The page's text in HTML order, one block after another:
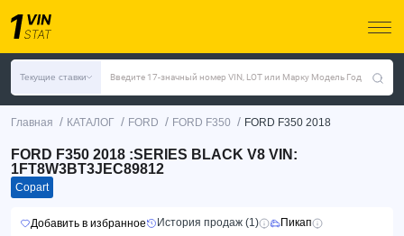
Текущие ставки Введите 17-значный номер VIN, LOT или Марку Модель Год
Главная / КАТАЛОГ / FORD / FORD F350 / FORD F350 2018
FORD F350 2018 :SERIES BLACK V8 VIN:
1FT8W3BT3JEC89812
Copart
Добавить в избранное История продаж (1) Пикап